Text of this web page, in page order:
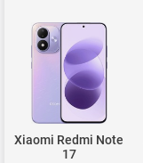
Xiaomi Redmi Note
17